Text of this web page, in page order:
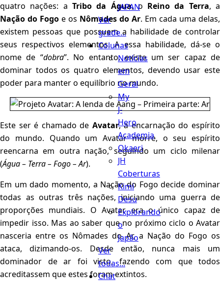
JAPAN
Ver
grade...
Colunas
Notícias
em
Geral
My
J-
Hero
Academia
Okaeri
JH
Coberturas
Kimi
Desu
Explorando
o
Japão
Ver
todas...
Chat
quatro nações: a Tribo da Água, o Reino da Terra, a
Nação do Fogo e os Nômades do Ar. Em cada uma delas,
existem pessoas que possuem a habilidade de controlar
seus respectivos elementos. A essa habilidade, dá-se o
nome de “dobra”. No entanto, existe um ser capaz de
dominar todos os quatro elementos, devendo usar este
poder para manter o equilíbrio no mundo.
Este ser é chamado de Avatar, a encarnação do espírito
do mundo. Quando um Avatar morre, o seu espírito
reencarna em outra nação, seguindo um ciclo milenar
(Água – Terra – Fogo – Ar).
Em um dado momento, a Nação do Fogo decide dominar
todas as outras três nações, iniciando uma guerra de
proporções mundiais. O Avatar era o único capaz de
impedir isso. Mas ao saber que no próximo ciclo o Avatar
nasceria entre os Nômades do Ar, a Nação do Fogo os
ataca, dizimando-os. Desde então, nunca mais um
dominador de ar foi visto, fazendo com que todos
acreditassem que estes foram extintos.